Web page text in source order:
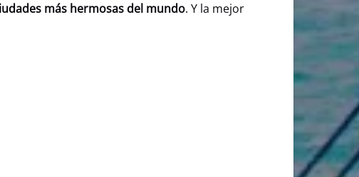
más hermosas del mundo. Y la mejor